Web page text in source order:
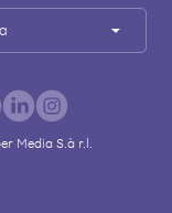
Media S.à r.l.